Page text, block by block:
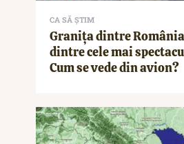
CA SĂ ȘTIM
Granița dintre
dintre cele mai
Cum se vede din avion?